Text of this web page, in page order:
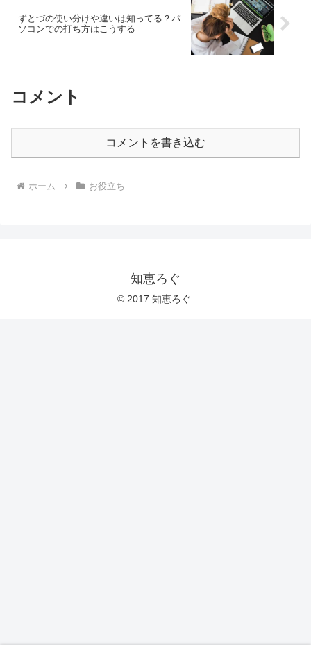
ずとづの使い分けや違いは知ってる？パ
ソコンでの打ち方はこうする
コメント
コメントを書き込む
ホーム お役立ち
知恵ろぐ
© 2017 知恵ろぐ.